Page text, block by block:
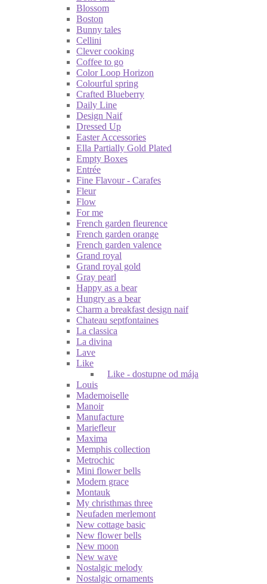
Blossom
Boston
Bunny tales
Cellini
Clever cooking
Coffee to go
Color Loop Horizon
Colourful spring
Crafted Blueberry
Daily Line
Design Naif
Dressed Up
Easter Accessories
Ella Partially Gold Plated
Empty Boxes
Entrée
Fine Flavour - Carafes
Fleur
Flow
For me
French garden fleurence
French garden orange
French garden valence
Grand royal
Grand royal gold
Gray pearl
Happy as a bear
Hungry as a bear
Charm a breakfast design naif
Chateau septfontaines
La classica
La divina
Lave
Like
Like - dostupne od mája
Louis
Mademoiselle
Manoir
Manufacture
Mariefleur
Maxima
Memphis collection
Metrochic
Mini flower bells
Modern grace
Montauk
My christhmas three
Neufaden merlemont
New cottage basic
New flower bells
New moon
New wave
Nostalgic melody
Nostalgic ornaments